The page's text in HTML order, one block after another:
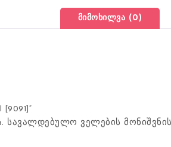
მიმოხილვა (0)
სავალდებულო ველების მონიშვნის